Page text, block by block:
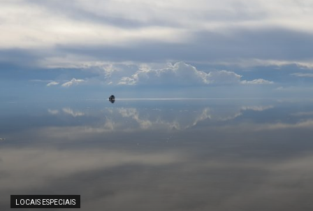
LOCAIS ESPECIAIS